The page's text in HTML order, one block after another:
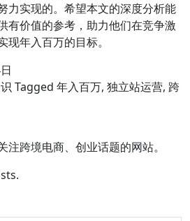
力实现的。希望本文的深度分析能
有价值的参考，助力他们在竞争激
年入百万的目标。
Tagged 年入百万, 独立站运营, 跨
跨境电商、创业话题的网站。